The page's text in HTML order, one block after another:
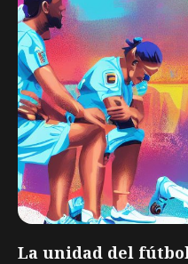
La unidad del